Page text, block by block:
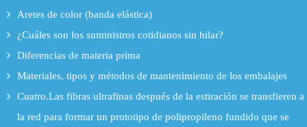
Aretes de color (banda elástica)
¿Cuáles son los suministros cotidianos sin hilar?
Diferencias de materia prima
Materiales, tipos y métodos de mantenimiento de los embalajes
Cuatro.Las fibras ultrafinas después de la estiración se transfieren a
la red para formar un prototipo de polipropileno fundido que se